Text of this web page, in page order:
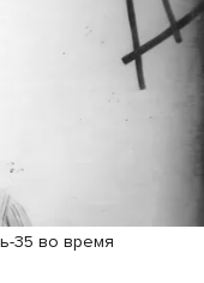
35 во время